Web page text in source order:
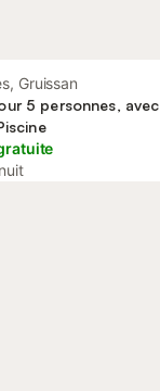
Gruissan
5 personnes, avec